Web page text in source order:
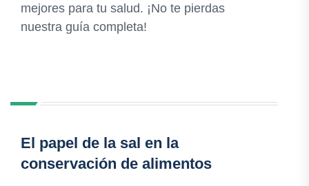
mejores para tu salud. ¡No te pierdas
nuestra guía completa!
El papel de la sal en la
conservación de alimentos